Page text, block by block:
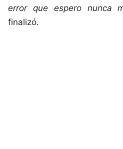
error que espero nunca
finalizó.